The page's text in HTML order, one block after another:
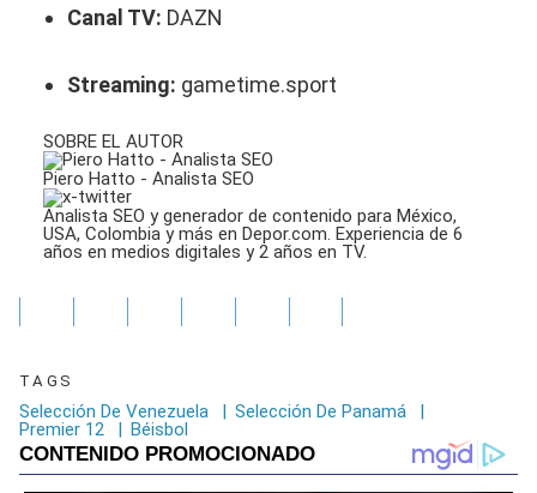
Canal TV: DAZN
Streaming: gametime.sport
SOBRE EL AUTOR
Piero Hatto - Analista SEO
Analista SEO y generador de contenido para México,
USA, Colombia y más en Depor.com. Experiencia de 6
años en medios digitales y 2 años en TV.
TAGS
Selección De Venezuela | Selección De Panamá
|
Premier 12
| Béisbol